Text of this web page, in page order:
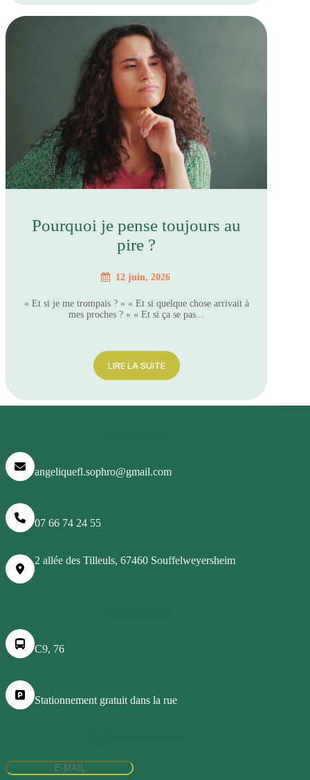
Pourquoi je pense toujours au
pire ?
12 juin, 2026
« Et si je me trompais ? » « Et si quelque chose arrivait à
mes proches ? » « Et si ça se pas...
LIRE LA SUITE
angeliquefl.sophro@gmail.com
07 66 74 24 55
2 allée des Tilleuls, 67460 Souffelweyersheim
C9, 76
Stationnement gratuit dans la rue